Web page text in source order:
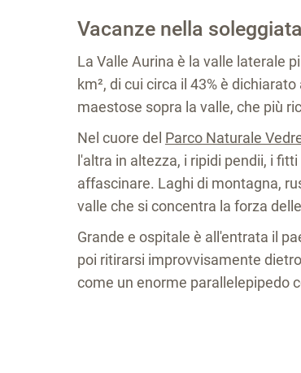
Vacanze nella
La Valle Aurina è la valle laterale
km², di cui circa il 43% è
maestose sopra la valle, che più
Nel cuore del Parco Naturale
l'altra in altezza, i ripidi pendii, i
affascinare. Laghi di montagna,
valle che si concentra la forza
Grande e ospitale è all'entrata il
poi ritirarsi improvvisamente
come un enorme parallelepipedo